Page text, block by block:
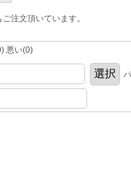
注文頂いています。
悪い(0)